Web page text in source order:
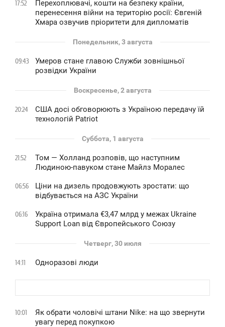
17:52
Перехоплювачі, кошти на безпеку країни,
перенесення війни на територію росії: Євгеній
Хмара озвучив пріоритети для дипломатів
Понедельник, 3 августа
09:43
Умеров стане главою Служби зовнішньої
розвідки України
Воскресенье, 2 августа
20:24
США досі обговорюють з Україною передачу їй
технологій Patriot
Суббота, 1 августа
21:52
Том — Холланд розповів, що наступним
Людиною-павуком стане Майлз Моралес
06:56
Ціни на дизель продовжують зростати: що
відбувається на АЗС України
06:16
Україна отримала €3,47 млрд у межах Ukraine
Support Loan від Європейського Союзу
Четверг, 30 июля
14:11 Одноразові люди
10:01
Як обрати чоловічі штани Nike: на що звернути
увагу перед покупкою